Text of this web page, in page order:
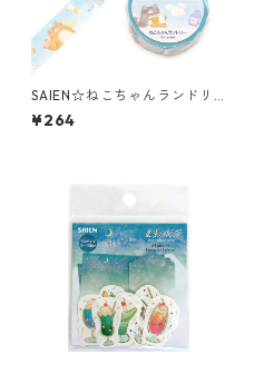
SAIEN☆ねこちゃんランドリー
☆UR-0281☆マスキングテー
プ
¥264